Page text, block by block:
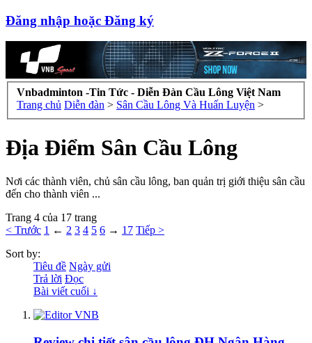
Đăng nhập hoặc Đăng ký
Vnbadminton -Tin Tức - Diễn Đàn Cầu Lông Việt Nam
Trang chủ Diễn đàn > Sân Cầu Lông Và Huấn Luyện >
Địa Điểm Sân Cầu Lông
Nơi các thành viên, chủ sân cầu lông, ban quản trị giới thiệu sân cầu
đến cho thành viên ...
Trang 4 của 17 trang
< Trước 1 ← 2 3 4 5 6 → 17 Tiếp >
Sort by:
Tiêu đề Ngày gửi
Trả lời Đọc
Bài viết cuối ↓